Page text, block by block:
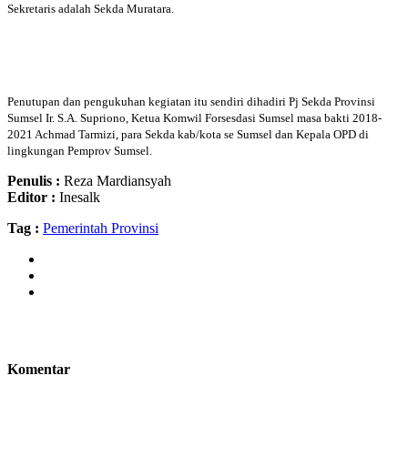
Sekretaris adalah Sekda Muratara.
Penutupan dan pengukuhan kegiatan itu sendiri dihadiri Pj Sekda Provinsi
Sumsel Ir. S.A. Supriono, Ketua Komwil Forsesdasi Sumsel masa bakti 2018-
2021 Achmad Tarmizi, para Sekda kab/kota se Sumsel dan Kepala OPD di
lingkungan Pemprov Sumsel.
Penulis : Reza Mardiansyah
Editor : Inesalk
Tag : Pemerintah Provinsi
Komentar